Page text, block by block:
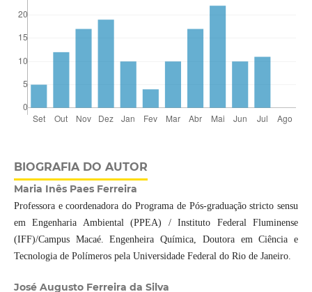
BIOGRAFIA DO AUTOR
Maria Inês Paes Ferreira
Professora e coordenadora do Programa de Pós-graduação stricto sensu
em Engenharia Ambiental (PPEA) / Instituto Federal Fluminense
(IFF)/Campus Macaé. Engenheira Química, Doutora em Ciência e
Tecnologia de Polímeros pela Universidade Federal do Rio de Janeiro.
José Augusto Ferreira da Silva